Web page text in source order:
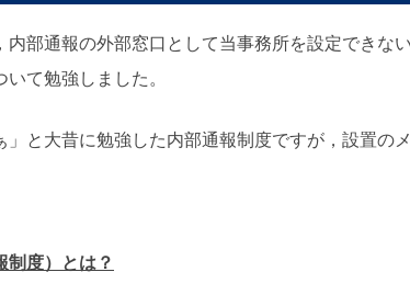
部通報の外部窓口として当事務所を設定できな
て勉強しました。
と大昔に勉強した内部通報制度ですが，設置の
制度）とは？